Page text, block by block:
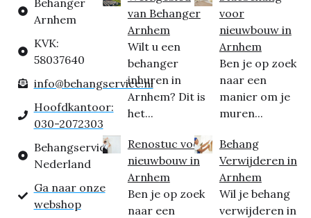
Behanger
Arnhem
KVK:
58037640
info@behangservice.nl
Hoofdkantoor:
030-2072303
Behangservice
Nederland
Ga naar onze
webshop
van Behanger
Arnhem
Wilt u een
behanger
inhuren in
Arnhem? Dit is
het...
Renostuc voor
nieuwbouw in
Arnhem
Ben je op zoek
naar een
voor
nieuwbouw in
Arnhem
Ben je op zoek
naar een
manier om je
muren...
Behang
Verwijderen in
Arnhem
Wil je behang
verwijderen in